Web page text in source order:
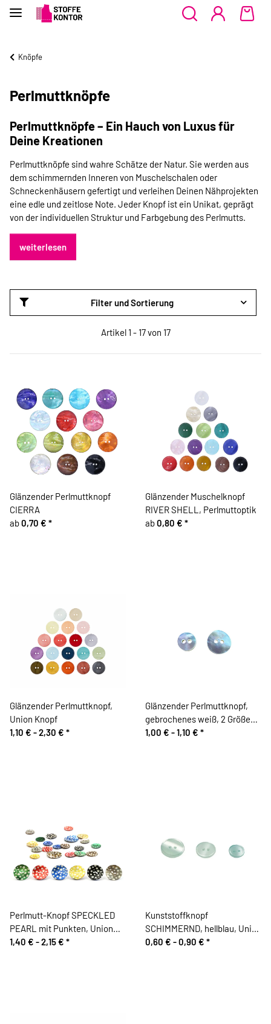
Knöpfe
Perlmuttknöpfe
Perlmuttknöpfe – Ein Hauch von Luxus für
Deine Kreationen
Perlmuttknöpfe sind wahre Schätze der Natur. Sie werden aus
dem schimmernden Inneren von Muschelschalen oder
Schneckenhäusern gefertigt und verleihen Deinen Nähprojekten
eine edle und zeitlose Note. Jeder Knopf ist ein Unikat, geprägt
von der individuellen Struktur und Farbgebung des Perlmutts.
weiterlesen
Filter und Sortierung
Artikel 1 - 17 von 17
Glänzender Perlmuttknopf
CIERRA
ab0,70 € *
Glänzender Muschelknopf
RIVER SHELL, Perlmuttoptik
ab0,80 € *
Glänzender Perlmuttknopf,
Union Knopf
1,10 € -2,30 € *
Glänzender Perlmuttknopf,
gebrochenes weiß, 2 Größen,
Hislabor
1,00 € -1,10 € *
Perlmutt-Knopf SPECKLED
PEARL mit Punkten, Union
Knopf
1,40 € -2,15 € *
Kunststoffknopf
SCHIMMERND, hellblau, Union
Knopf
0,60 € -0,90 € *